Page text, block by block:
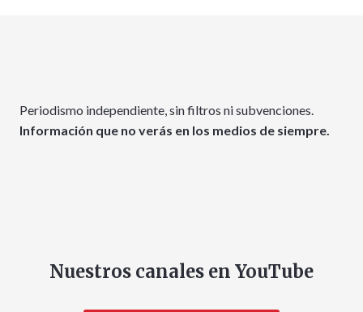
Periodismo independiente, sin filtros ni subvenciones.
Información que no verás en los medios de siempre.
Nuestros canales en YouTube